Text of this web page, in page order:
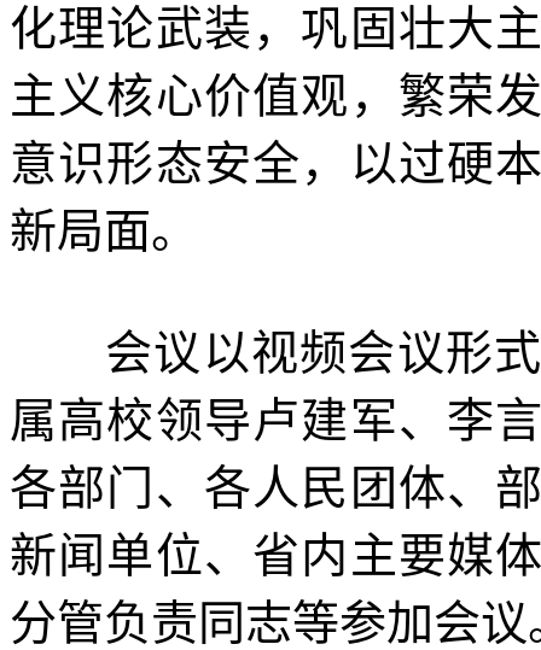
化理论武装，巩固壮大
主义核心价值观，繁荣
意识形态安全，以过硬
新局面。
会议以视频会议形
属高校领导卢建军、李
各部门、各人民团体、
新闻单位、省内主要媒
分管负责同志等参加会议